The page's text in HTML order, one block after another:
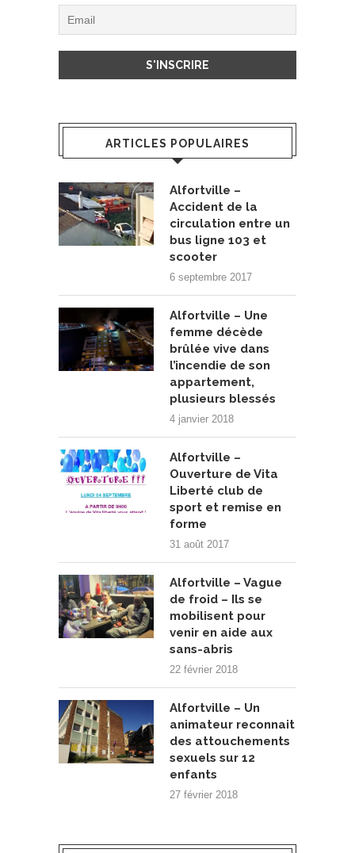
ARTICLES POPULAIRES
Alfortville –
Accident de la
circulation entre un
bus ligne 103 et
scooter
6 septembre 2017
Alfortville – Une
femme décède
brûlée vive dans
l’incendie de son
appartement,
plusieurs blessés
4 janvier 2018
Alfortville –
Ouverture de Vita
Liberté club de
sport et remise en
forme
31 août 2017
Alfortville – Vague
de froid – Ils se
mobilisent pour
venir en aide aux
sans-abris
22 février 2018
Alfortville – Un
animateur reconnait
des attouchements
sexuels sur 12
enfants
27 février 2018